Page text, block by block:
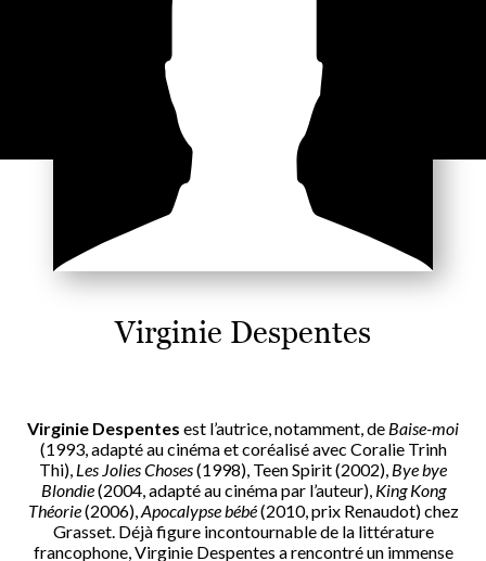
Virginie Despentes
Virginie Despentes est l’autrice, notamment, de Baise-moi
(1993, adapté au cinéma et coréalisé avec Coralie Trinh
Thi), Les Jolies Choses(1998), Teen Spirit (2002), Bye bye
Blondie(2004, adapté au cinéma par l’auteur), King Kong
Théorie(2006), Apocalypse bébé(2010, prix Renaudot) chez
Grasset. Déjà figure incontournable de la littérature
francophone, Virginie Despentes a rencontré un immense